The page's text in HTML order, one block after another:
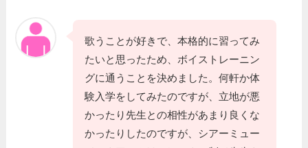
歌うことが好きで、本格的に習ってみ
たいと思ったため、ボイストレーニン
グに通うことを決めました。何軒か体
験入学をしてみたのですが、立地が悪
かったり先生との相性があまり良くな
かったりしたのですが、シアーミュー